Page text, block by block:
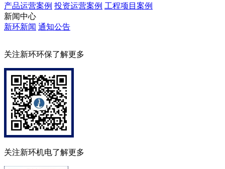
产品运营案例 投资运营案例 工程项目案例
新闻中心
新环新闻 通知公告
关注新环环保了解更多
关注新环机电了解更多